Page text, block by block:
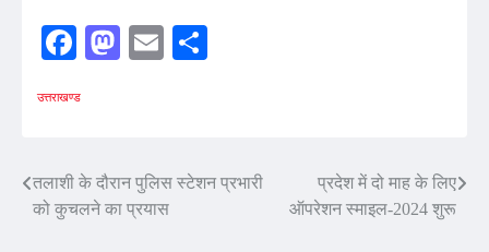
Facebook
Mastodon
Email
उत्तराखण्ड
Post
navigation
तलाशी के दौरान पुलिस स्टेशन प्रभारी
को कुचलने का प्रयास
प्रदेश में दो माह के लिए
ऑपरेशन स्माइल-2024 शुरू